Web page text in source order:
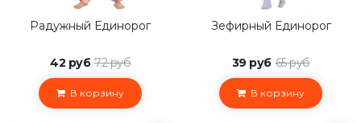
Радужный Единорог
42 руб 72 руб
В корзину
Зефирный Единорог
39 руб 65 руб
В корзину